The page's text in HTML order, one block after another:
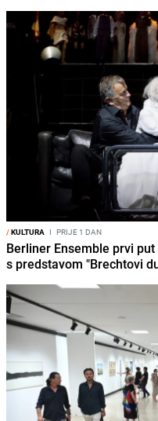
/KULTURA I PRIJE 1 DAN
Berliner Ensemble prvi
s predstavom "Brechtovi